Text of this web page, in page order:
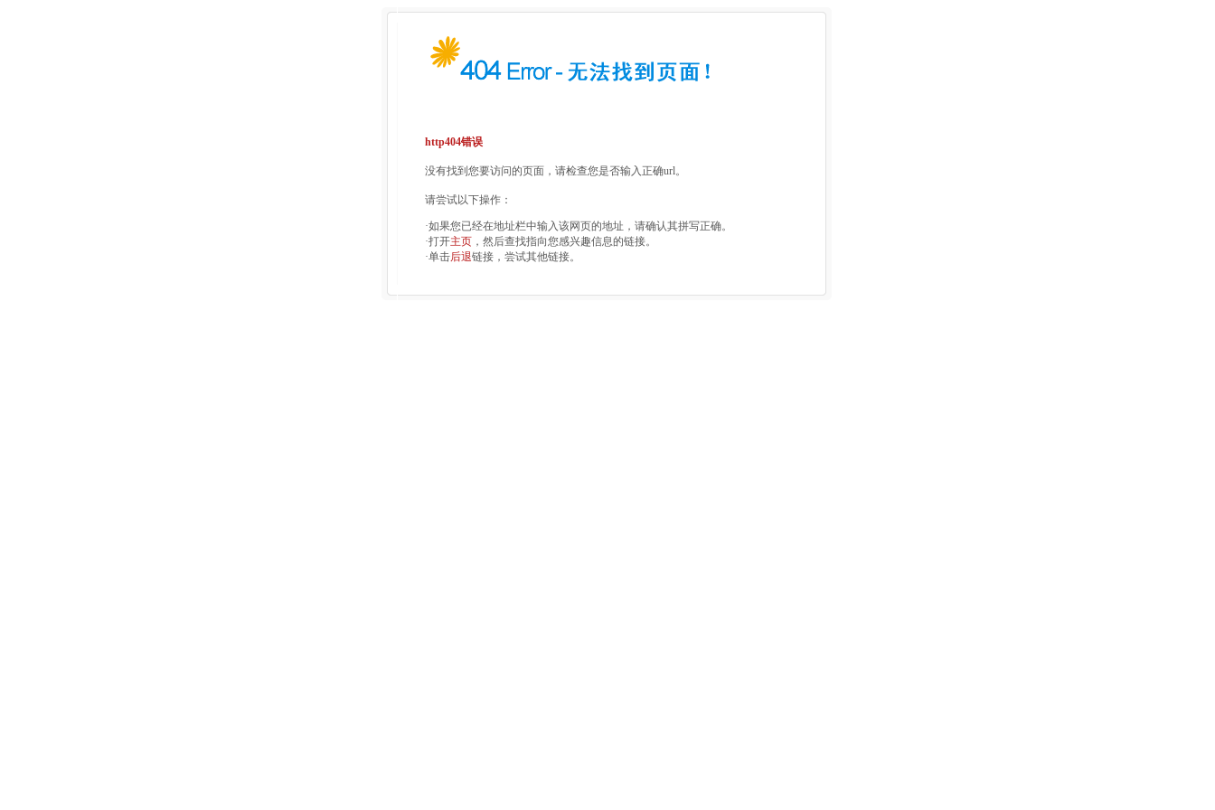
http404错误
没有找到您要访问的页面，请检查您是否输入正确url。
请尝试以下操作：
·如果您已经在地址栏中输入该网页的地址，请确认其拼写正确。
·打开主页 ，然后查找指向您感兴趣信息的链接。
·单击后退链接，尝试其他链接。